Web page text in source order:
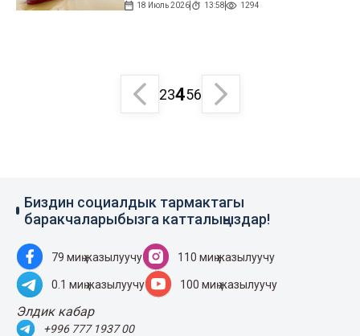
18 Июль 2026 13:58 1294
23456
Биздин социалдык тармактагы
баракчаларыбызга катталыңыздар!
79 миң жазылуучу 110 миң жазылуучу
0.1 миң жазылуучу 100 миң жазылуучу
Элдик кабар
+996 777 1937 00